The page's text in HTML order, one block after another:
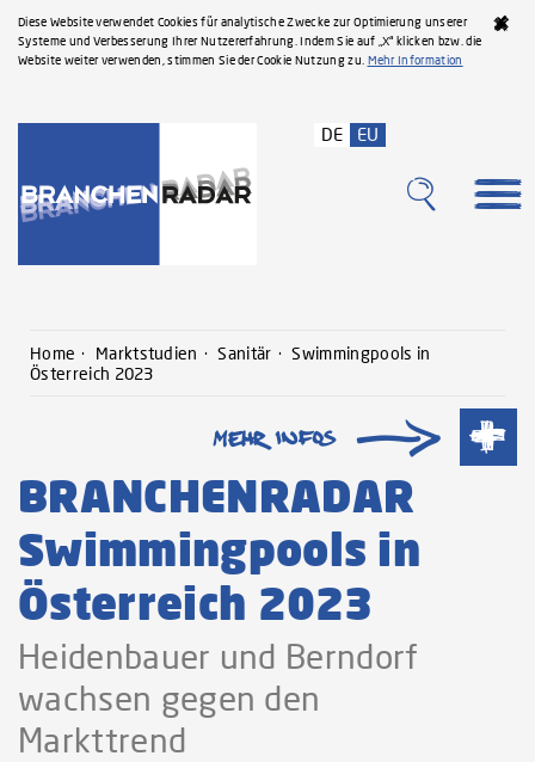
Diese Website verwendet Cookies für analytische Zwecke zur Optimierung unserer
Systeme und Verbesserung Ihrer Nutzererfahrung. Indem Sie auf „X“ klicken bzw. die
Website weiter verwenden, stimmen Sie der Cookie Nutzung zu. Mehr Information
DE EU
Home Marktstudien Sanitär
Swimmingpools in
Österreich 2023
BRANCHENRADAR
Swimmingpools in
Österreich 2023
Heidenbauer und Berndorf
wachsen gegen den
Markttrend